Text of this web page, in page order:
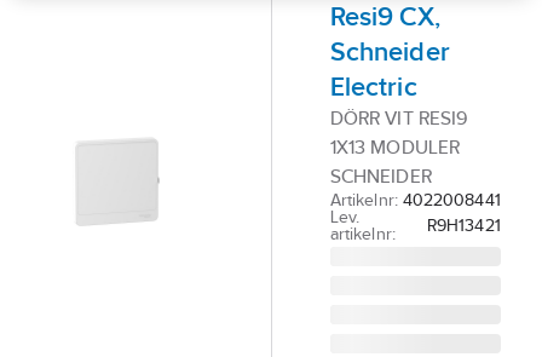
Resi9 CX,
Schneider
Electric
DÖRR VIT RESI9
1X13 MODULER
SCHNEIDER
Artikelnr: 4022008441
Lev.
artikelnr:
R9H13421